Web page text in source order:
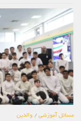
مسائل آموزشی/والدین